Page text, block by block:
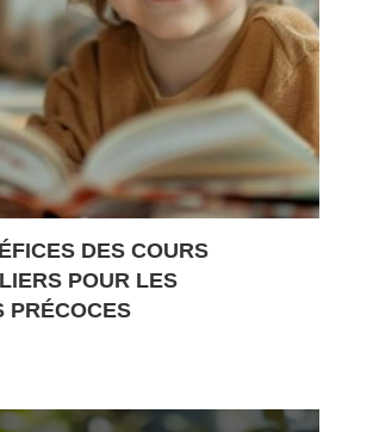
DES COURS
POUR LES
PRÉCOCES